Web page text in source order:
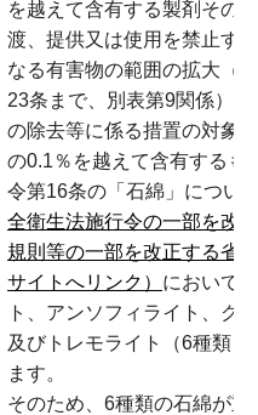
を越えて含有する製剤その
渡、提供又は使用を禁止す
なる有害物の範囲の拡大（
23条まで、別表第9関係）
の除去等に係る措置の対象
の0.1％を越えて含有するも
令第16条の「石綿」につい
全衛生法施行令の一部を改
規則等の一部を改正する省
サイトへリンク） において
ト、アンソフィライト、ク
及びトレモライト（6種類
ます。
そのため、6種類の石綿が